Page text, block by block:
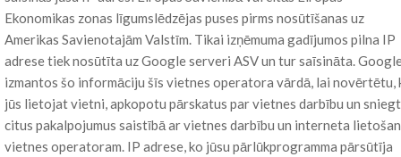
Ekonomikas zonas līgumslēdzējas puses pirms nosūtīšanas uz
Amerikas Savienotajām Valstīm. Tikai izņēmuma gadījumos pilna IP
adrese tiek nosūtīta uz Google serveri ASV un tur saīsināta.
izmantos šo informāciju šīs vietnes operatora vārdā, lai novērtētu,
jūs lietojat vietni, apkopotu pārskatus par vietnes darbību un
citus pakalpojumus saistībā ar vietnes darbību un interneta
vietnes operatoram. IP adrese, ko jūsu pārlūkprogramma pārsūtīja